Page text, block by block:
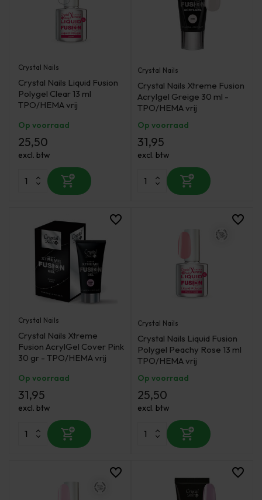
Crystal Nails
Crystal Nails Liquid Fusion
Polygel Clear 13 ml
TPO/HEMA vrij
Op voorraad
25,50
excl. btw
Crystal Nails
Crystal Nails Xtreme Fusion
Acrylgel Greige 30 ml -
TPO/HEMA vrij
Op voorraad
31,95
excl. btw
Crystal Nails
Crystal Nails Xtreme
Fusion AcrylGel Cover Pink
30 gr - TPO/HEMA vrij
Op voorraad
31,95
excl. btw
Crystal Nails
Crystal Nails Liquid Fusion
Polygel Peachy Rose 13 ml
TPO/HEMA vrij
Op voorraad
25,50
excl. btw